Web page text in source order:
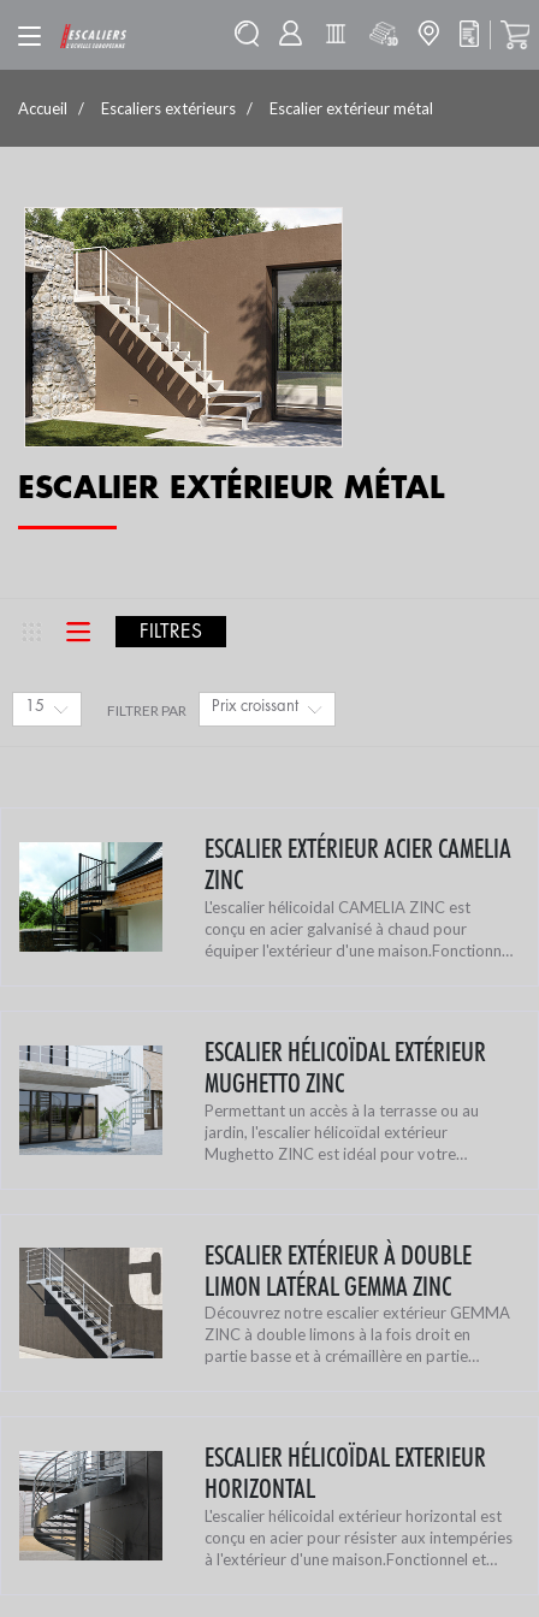
Accueil Escaliers extérieurs Escalier extérieur métal
ESCALIER EXTÉRIEUR MÉTAL
FILTRES
15 FILTRER PAR Prix croissant
ESCALIER EXTÉRIEUR ACIER CAMELIA
ZINC
L'escalier hélicoidal CAMELIA ZINC est
conçu en acier galvanisé à chaud pour
équiper l'extérieur d'une maison.Fonctionnel
ESCALIER HÉLICOÏDAL EXTÉRIEUR
MUGHETTO ZINC
Permettant un accès à la terrasse ou au
jardin, l'escalier hélicoïdal extérieur
Mughetto ZINC est idéal pour votre
ESCALIER EXTÉRIEUR À DOUBLE
LIMON LATÉRAL GEMMA ZINC
Découvrez notre escalier extérieur GEMMA
ZINC à double limons à la fois droit en
partie basse et à crémaillère en partie
ESCALIER HÉLICOÏDAL EXTERIEUR
HORIZONTAL
L'escalier hélicoidal extérieur horizontal est
conçu en acier pour résister aux intempéries
à l'extérieur d'une maison.Fonctionnel et